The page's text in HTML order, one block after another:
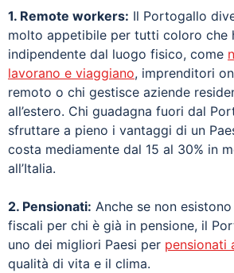
1. Remote workers: Il Portogallo
molto appetibile per tutti coloro che
indipendente dal luogo fisico, come
lavorano e viaggiano, imprenditori
remoto o chi gestisce aziende
all’estero. Chi guadagna fuori dal
sfruttare a pieno i vantaggi di un
costa mediamente dal 15 al 30% in
all’Italia.
2. Pensionati: Anche se non
fiscali per chi è già in pensione, il
uno dei migliori Paesi per pensionati
qualità di vita e il clima.